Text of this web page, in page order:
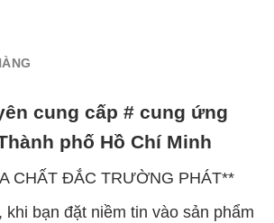
cung cấp # cung ứng
phố Hồ Chí Minh
CHẤT ĐẮC TRƯỜNG PHÁT**
khi bạn đặt niềm tin vào sản phẩm